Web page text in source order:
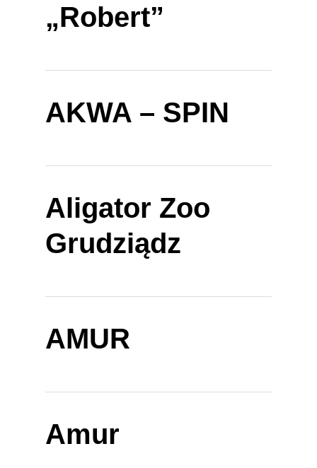
„Robert”
AKWA – SPIN
Aligator Zoo
Grudziądz
AMUR
Amur